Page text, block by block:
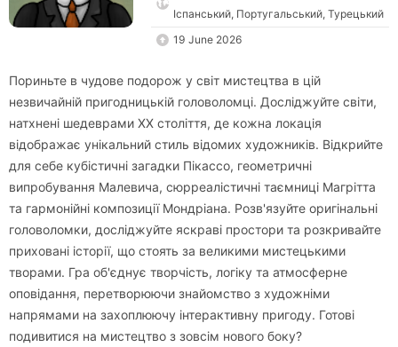
Іспанський, Португальський, Турецький
19 June 2026
Пориньте в чудове подорож у світ мистецтва в цій
незвичайній пригодницькій головоломці. Досліджуйте світи,
натхнені шедеврами XX століття, де кожна локація
відображає унікальний стиль відомих художників. Відкрийте
для себе кубістичні загадки Пікассо, геометричні
випробування Малевича, сюрреалістичні таємниці Магрітта
та гармонійні композиції Мондріана. Розв'язуйте оригінальні
головоломки, досліджуйте яскраві простори та розкривайте
приховані історії, що стоять за великими мистецькими
творами. Гра об'єднує творчість, логіку та атмосферне
оповідання, перетворюючи знайомство з художніми
напрямами на захоплюючу інтерактивну пригоду. Готові
подивитися на мистецтво з зовсім нового боку?